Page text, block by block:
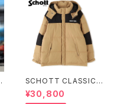
SCHOTT CLASSIC 2
-TONE DOWN JACK
ET
¥30,800